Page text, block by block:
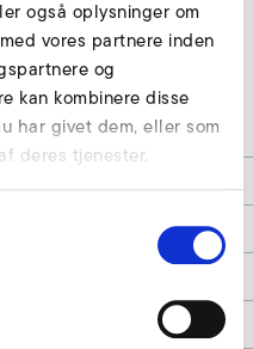
også oplysninger om
vores partnere inden
og
kan kombinere disse
har givet dem, eller som
deres tjenester.
69